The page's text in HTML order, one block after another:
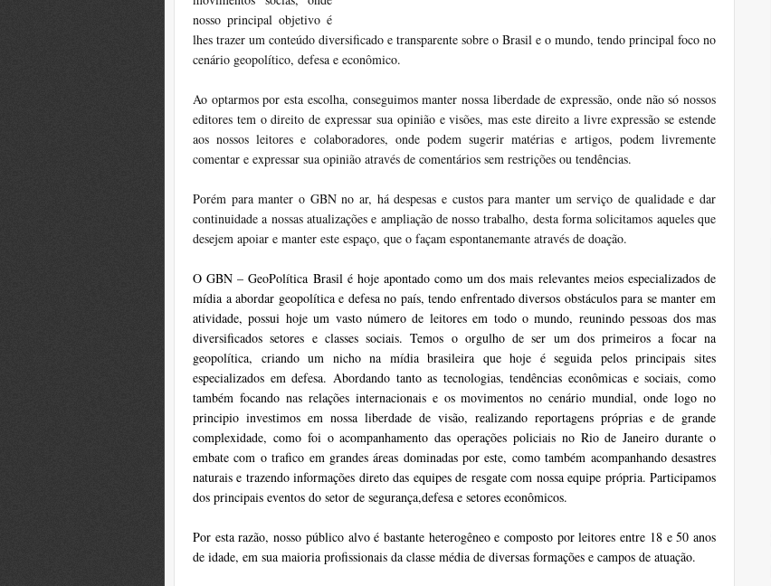
nosso principal objetivo é
lhes trazer um conteúdo diversificado e transparente sobre o Brasil e o mundo, tendo principal foco no
cenário geopolítico, defesa e econômico.
Ao optarmos por esta escolha, conseguimos manter nossa liberdade de expressão, onde não só nossos
editores tem o direito de expressar sua opinião e visões, mas este direito a livre expressão se estende
aos nossos leitores e colaboradores, onde podem sugerir matérias e artigos, podem livremente
comentar e expressar sua opinião através de comentários sem restrições ou tendências.
Porém para manter o GBN no ar, há despesas e custos para manter um serviço de qualidade e dar
continuidade a nossas atualizações e ampliação de nosso trabalho, desta forma solicitamos aqueles que
desejem apoiar e manter este espaço, que o façam espontanemante através de doação.
O GBN – GeoPolítica Brasil é hoje apontado como um dos mais relevantes meios especializados de
mídia a abordar geopolítica e defesa no país, tendo enfrentado diversos obstáculos para se manter em
atividade, possui hoje um vasto número de leitores em todo o mundo, reunindo pessoas dos mas
diversificados setores e classes sociais. Temos o orgulho de ser um dos primeiros a focar na
geopolítica, criando um nicho na mídia brasileira que hoje é seguida pelos principais sites
especializados em defesa. Abordando tanto as tecnologias, tendências econômicas e sociais, como
também focando nas relações internacionais e os movimentos no cenário mundial, onde logo no
principio investimos em nossa liberdade de visão, realizando reportagens próprias e de grande
complexidade, como foi o acompanhamento das operações policiais no Rio de Janeiro durante o
embate com o trafico em grandes áreas dominadas por este, como também acompanhando desastres
naturais e trazendo informações direto das equipes de resgate com nossa equipe própria. Participamos
dos principais eventos do setor de segurança,defesa e setores econômicos.
Por esta razão, nosso público alvo é bastante heterogêneo e composto por leitores entre 18 e 50 anos
de idade, em sua maioria profissionais da classe média de diversas formações e campos de atuação.